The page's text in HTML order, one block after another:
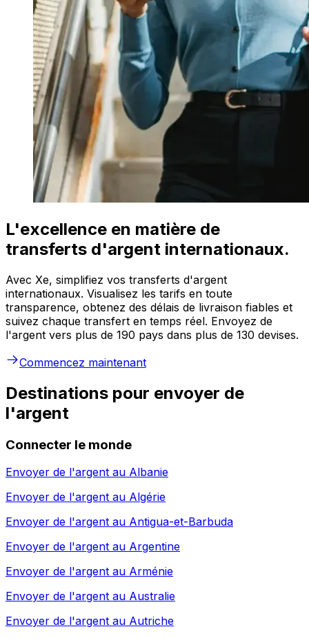
L'excellence en matière de
transferts d'argent internationaux.
Avec Xe, simplifiez vos transferts d'argent
internationaux. Visualisez les tarifs en toute
transparence, obtenez des délais de livraison fiables et
suivez chaque transfert en temps réel. Envoyez de
l'argent vers plus de 190 pays dans plus de 130 devises.
Commencez maintenant
Destinations pour envoyer de
l'argent
Connecter le monde
Envoyer de l'argent au Albanie
Envoyer de l'argent au Algérie
Envoyer de l'argent au Antigua-et-Barbuda
Envoyer de l'argent au Argentine
Envoyer de l'argent au Arménie
Envoyer de l'argent au Australie
Envoyer de l'argent au Autriche